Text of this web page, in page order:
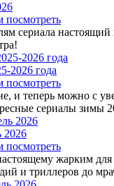
посмотреть
сериала
2026 года
посмотреть
и теперь можно с
сериалы зимы
2026
посмотреть
жарким
и триллеров до